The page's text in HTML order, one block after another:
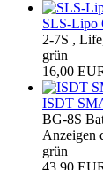
SLS-Lipo
2-7S ,
grün
16,00
ISDT
BG-8S
Anzeigen
grün
43,90